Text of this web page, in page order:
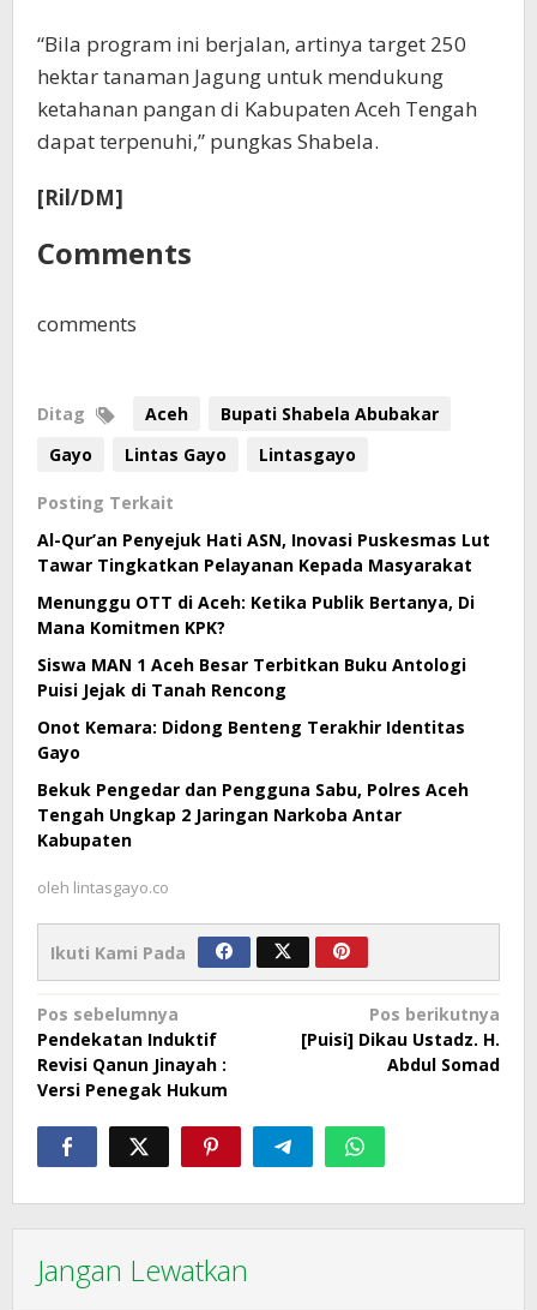
“Bila program ini berjalan, artinya target 250
hektar tanaman Jagung untuk mendukung
ketahanan pangan di Kabupaten Aceh Tengah
dapat terpenuhi,” pungkas Shabela.
[Ril/DM]
Comments
comments
Ditag Aceh
Bupati Shabela Abubakar
Gayo
Lintas Gayo Lintasgayo
Posting Terkait
Al-Qur’an Penyejuk Hati ASN, Inovasi Puskesmas Lut
Tawar Tingkatkan Pelayanan Kepada Masyarakat
Menunggu OTT di Aceh: Ketika Publik Bertanya, Di
Mana Komitmen KPK?
Siswa MAN 1 Aceh Besar Terbitkan Buku Antologi
Puisi Jejak di Tanah Rencong
Onot Kemara: Didong Benteng Terakhir Identitas
Gayo
Bekuk Pengedar dan Pengguna Sabu, Polres Aceh
Tengah Ungkap 2 Jaringan Narkoba Antar
Kabupaten
oleh lintasgayo.co
Ikuti Kami Pada
Navigasi
pos
Pos sebelumnya
Pendekatan Induktif
Revisi Qanun Jinayah :
Versi Penegak Hukum
Pos berikutnya
[Puisi] Dikau Ustadz. H.
Abdul Somad
Jangan Lewatkan